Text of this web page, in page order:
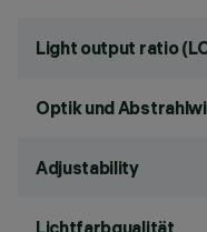
Light output ratio
Optik und
Adjustability
Lichtfarbqualität